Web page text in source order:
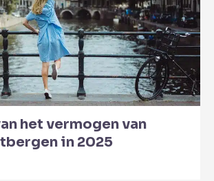
het vermogen van
in 2025